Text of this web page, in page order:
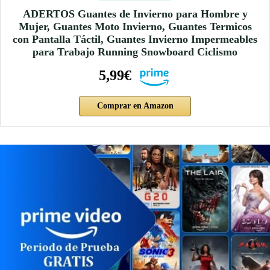
ADERTOS Guantes de Invierno para Hombre y
Mujer, Guantes Moto Invierno, Guantes Termicos
con Pantalla Táctil, Guantes Invierno Impermeables
para Trabajo Running Snowboard Ciclismo
5,99€
Comprar en Amazon